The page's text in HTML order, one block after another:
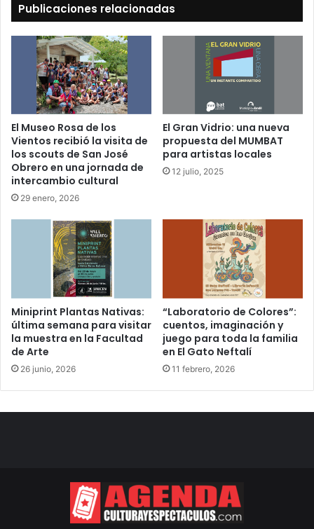
Publicaciones relacionadas
El Museo Rosa de los
Vientos recibió la visita de
los scouts de San José
Obrero en una jornada de
intercambio cultural
29 enero, 2026
El Gran Vidrio: una nueva
propuesta del MUMBAT
para artistas locales
12 julio, 2025
Miniprint Plantas Nativas:
última semana para visitar
la muestra en la Facultad
de Arte
26 junio, 2026
“Laboratorio de Colores”:
cuentos, imaginación y
juego para toda la familia
en El Gato Neftalí
11 febrero, 2026